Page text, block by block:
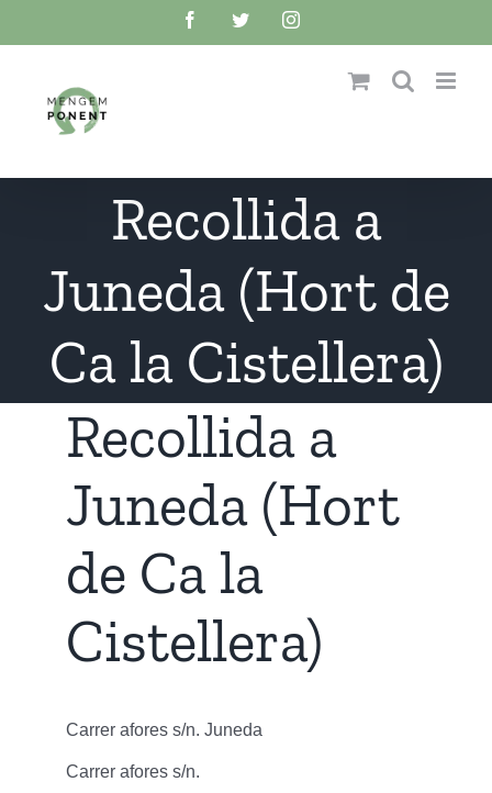
to
FacebookTwitterInstagram
Recollida a
Juneda (Hort de
Ca la Cistellera)
Recollida a
Juneda (Hort
de Ca la
Cistellera)
Carrer afores s/n. Juneda
Carrer afores s/n.